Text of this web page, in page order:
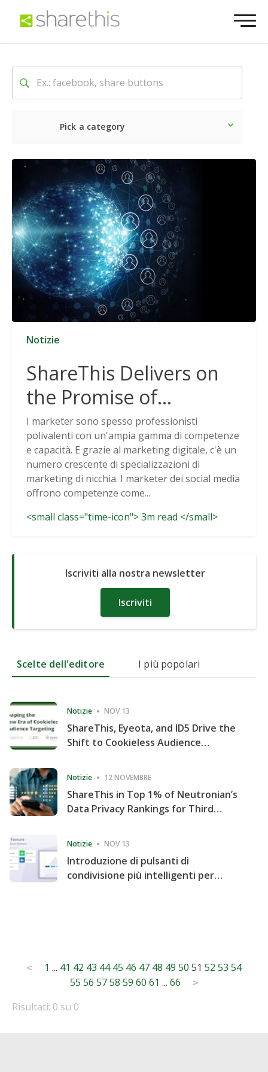
Pick a category
Ultime notizie Sociale
Notizie
ShareThis Delivers on
the Promise of
Cookieless Data
Solutions
I marketer sono spesso professionisti
polivalenti con un'ampia gamma di competenze
e capacità. E grazie al marketing digitale, c'è un
numero crescente di specializzazioni di
marketing di nicchia. I marketer dei social media
offrono competenze come...
<small class="time-icon"> 3m read </small>
Iscriviti alla nostra newsletter
Iscriviti
Scelte dell'editore I più popolari
Notizie NOV 13
ShareThis, Eyeota, and ID5 Drive the
Shift to Cookieless Audience
Notizie 12 NOVEMBRE
ShareThis in Top 1% of Neutronian’s
Data Privacy Rankings for Third
Notizie NOV 13
Introduzione di pulsanti di
condivisione più intelligenti per
Posts
pagination
< 1 ... 41 42 43 44 45 46 47 48 49 50 51 52 53 54
55 56 57 58 59 60 61 ... 66 >
Risultati: 0 su 0